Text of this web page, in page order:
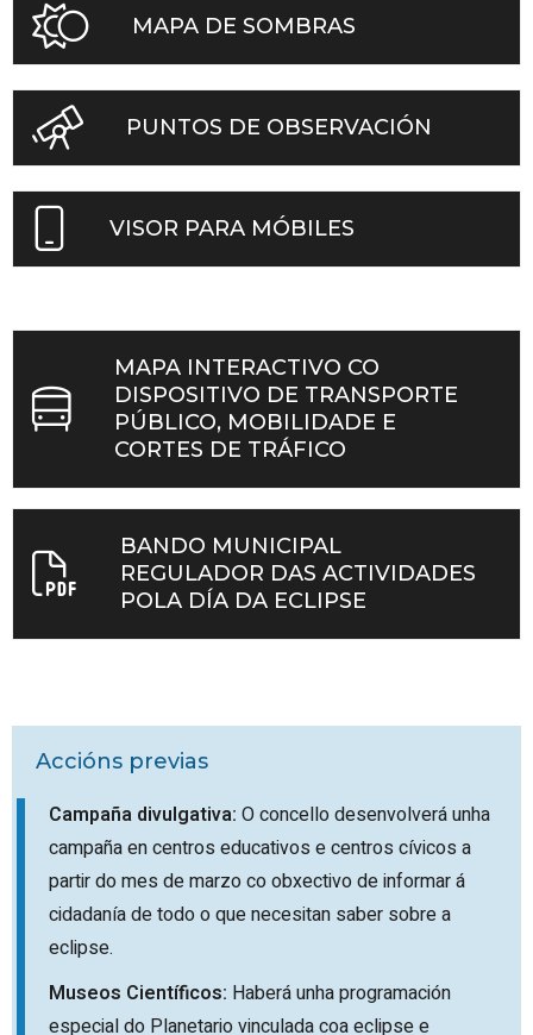
MAPA DE SOMBRAS
PUNTOS DE OBSERVACIÓN
VISOR PARA MÓBILES
MAPA INTERACTIVO CO
DISPOSITIVO DE TRANSPORTE
PÚBLICO, MOBILIDADE E
CORTES DE TRÁFICO
BANDO MUNICIPAL
REGULADOR DAS ACTIVIDADES
POLA DÍA DA ECLIPSE
Accións previas
Campaña divulgativa: O concello desenvolverá unha
campaña en centros educativos e centros cívicos a
partir do mes de marzo co obxectivo de informar á
cidadanía de todo o que necesitan saber sobre a
eclipse.
Museos Científicos: Haberá unha programación
especial do Planetario vinculada coa eclipse e